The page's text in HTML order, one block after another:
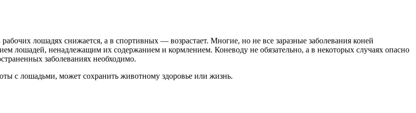
лошадях снижается, а в спортивных — возрастает. Многие, но не все заразные заболевания коней
лошадей, ненадлежащим их содержанием и кормлением. Коневоду не обязательно, а в некоторых случаях опасно
заболеваниях необходимо.
с лошадьми, может сохранить животному здоровье или жизнь.